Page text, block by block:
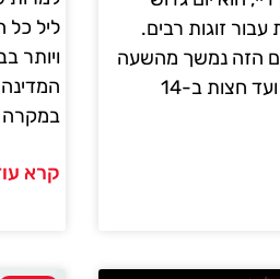
עבור זוגות רבים.
הזה נמשך מהשעה
18:00 לפנות ערב ועד חצות ב-14
ליל כל
ויותר
במקרה
קרא